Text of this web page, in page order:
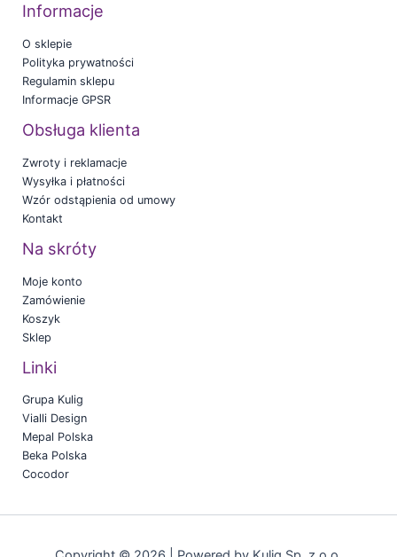
Informacje
O sklepie
Polityka prywatności
Regulamin sklepu
Informacje GPSR
Obsługa klienta
Zwroty i reklamacje
Wysyłka i płatności
Wzór odstąpienia od umowy
Kontakt
Na skróty
Moje konto
Zamówienie
Koszyk
Sklep
Linki
Grupa Kulig
Vialli Design
Mepal Polska
Beka Polska
Cocodor